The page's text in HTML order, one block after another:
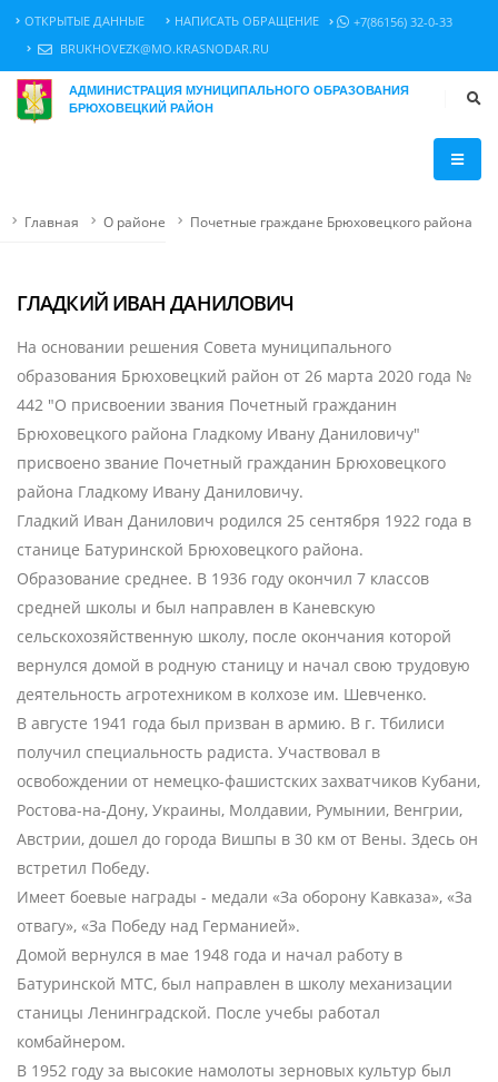
ОТКРЫТЫЕ ДАННЫЕ НАПИСАТЬ ОБРАЩЕНИЕ
+7(86156) 32-0-33
BRUKHOVEZK@MO.KRASNODAR.RU
АДМИНИСТРАЦИЯ МУНИЦИПАЛЬНОГО ОБРАЗОВАНИЯ
БРЮХОВЕЦКИЙ РАЙОН
Главная О районе Почетные граждане Брюховецкого района
ГЛАДКИЙ ИВАН ДАНИЛОВИЧ
На основании решения Совета муниципального
образования Брюховецкий район от 26 марта 2020 года №
442 "О присвоении звания Почетный гражданин
Брюховецкого района Гладкому Ивану Даниловичу"
присвоено звание Почетный гражданин Брюховецкого
района Гладкому Ивану Даниловичу.
Гладкий Иван Данилович родился 25 сентября 1922 года в
станице Батуринской Брюховецкого района.
Образование среднее. В 1936 году окончил 7 классов
средней школы и был направлен в Каневскую
сельскохозяйственную школу, после окончания которой
вернулся домой в родную станицу и начал свою трудовую
деятельность агротехником в колхозе им. Шевченко.
В августе 1941 года был призван в армию. В г. Тбилиси
получил специальность радиста. Участвовал в
освобождении от немецко-фашистских захватчиков Кубани,
Ростова-на-Дону, Украины, Молдавии, Румынии, Венгрии,
Австрии, дошел до города Вишпы в 30 км от Вены. Здесь он
встретил Победу.
Имеет боевые награды - медали «За оборону Кавказа», «За
отвагу», «За Победу над Германией».
Домой вернулся в мае 1948 года и начал работу в
Батуринской МТС, был направлен в школу механизации
станицы Ленинградской. После учебы работал
комбайнером.
В 1952 году за высокие намолоты зерновых культур был